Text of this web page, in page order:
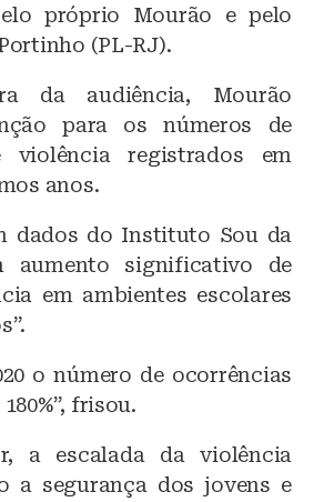
próprio Mourão e pelo
(PL-RJ).
da audiência, Mourão
para os números de
violência registrados em
anos.
dados do Instituto Sou da
aumento significativo de
em ambientes escolares
o número de ocorrências
frisou.
a escalada da violência
a segurança dos jovens e